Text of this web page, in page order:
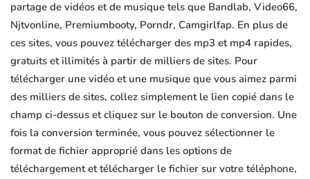
partage de vidéos et de musique tels que Bandlab, Video66,
Njtvonline, Premiumbooty, Porndr, Camgirlfap. En plus de
ces sites, vous pouvez télécharger des mp3 et mp4 rapides,
gratuits et illimités à partir de milliers de sites. Pour
télécharger une vidéo et une musique que vous aimez parmi
des milliers de sites, collez simplement le lien copié dans le
champ ci-dessus et cliquez sur le bouton de conversion. Une
fois la conversion terminée, vous pouvez sélectionner le
format de fichier approprié dans les options de
téléchargement et télécharger le fichier sur votre téléphone,